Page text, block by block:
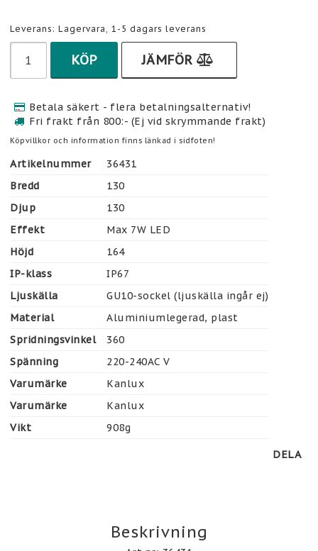
Leverans: Lagervara, 1-5 dagars leverans
KÖP JÄMFÖR
Betala säkert - flera betalningsalternativ!
Fri frakt från 800:- (Ej vid skrymmande frakt)
Köpvillkor och information finns länkad i sidfoten!
Artikelnummer
36431
Bredd
130
Djup
130
Effekt
Max 7W LED
Höjd
164
IP-klass
IP67
Ljuskälla
GU10-sockel (ljuskälla ingår ej)
Material
Aluminiumlegerad, plast
Spridningsvinkel
360
Spänning
220-240AC V
Varumärke
Kanlux
Varumärke
Kanlux
Vikt
908g
DELA
Beskrivning